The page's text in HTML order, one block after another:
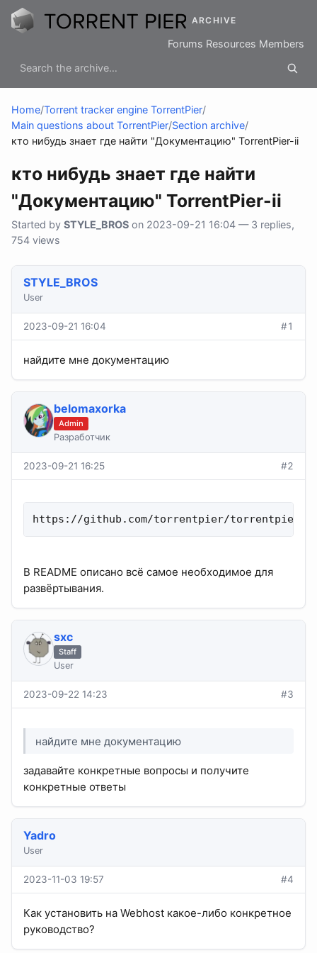
ARCHIVE
Forums Resources Members
Home/Torrent tracker engine TorrentPier/
Main questions about TorrentPier/Section archive/
кто нибудь знает где найти "Документацию" TorrentPier-ii
кто нибудь знает где найти
"Документацию" TorrentPier-ii
Started by STYLE_BROS on 2023-09-21 16:04 — 3 replies,
754 views
STYLE_BROS
User
2023-09-21 16:04 #1
найдите мне документацию
belomaxorka
Admin
Разработчик
2023-09-21 16:25 #2
https://github.com/torrentpier/
В README описано всё самое необходимое для
развёртывания.
sхс
Staff
User
2023-09-22 14:23 #3
найдите мне документацию
задавайте конкретные вопросы и получите
конкретные ответы
Yadro
User
2023-11-03 19:57 #4
Как установить на Webhost какое-либо конкретное
руководство?